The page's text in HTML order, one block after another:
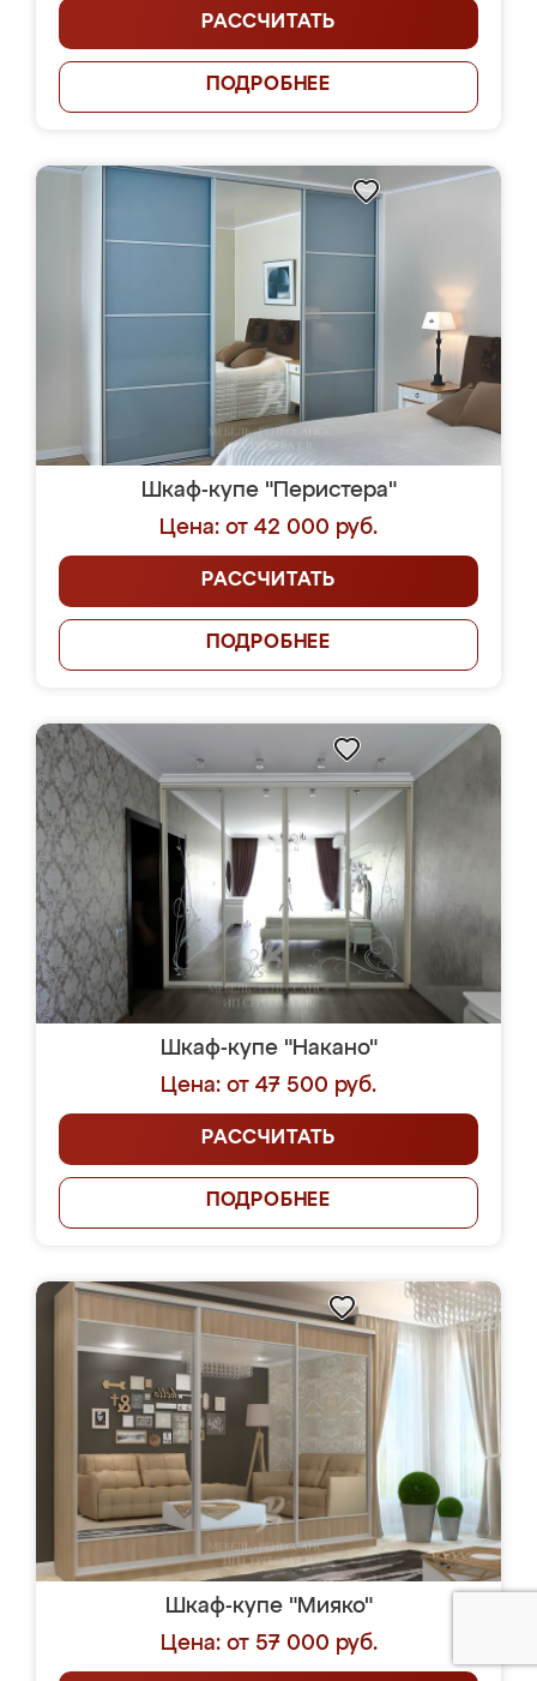
РАССЧИТАТЬ
ПОДРОБНЕЕ
Шкаф-купе "Перистера"
Цена: от 42 000 руб.
РАССЧИТАТЬ
ПОДРОБНЕЕ
Шкаф-купе "Накано"
Цена: от 47 500 руб.
РАССЧИТАТЬ
ПОДРОБНЕЕ
Шкаф-купе "Мияко"
Цена: от 57 000 руб.